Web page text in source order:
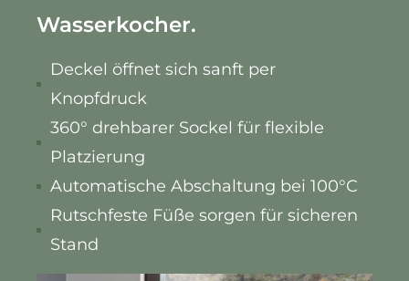
Wasserkocher.
Deckel öffnet sich sanft per
Knopfdruck
360° drehbarer Sockel für flexible
Platzierung
Automatische Abschaltung bei 100°C
Rutschfeste Füße sorgen für sicheren
Stand